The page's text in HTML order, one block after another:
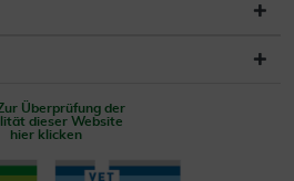
Überprüfung der
dieser Website
hier klicken